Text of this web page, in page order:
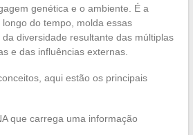
genética e o ambiente. É a
do tempo, molda essas
diversidade resultante das múltiplas
e das influências externas.
aqui estão os principais
que carrega uma informação